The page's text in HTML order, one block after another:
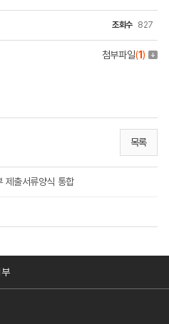
조회수 827
첨부파일(1)
목록
제출서류양식 통합